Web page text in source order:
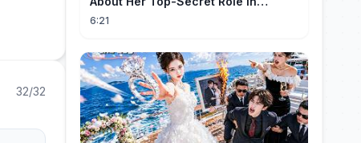
32/32
Spider-Man: Brand New Day
6:21